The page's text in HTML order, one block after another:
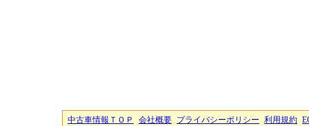
中古車情報ＴＯＰ 会社概要 プライバシーポリシー 利用規約